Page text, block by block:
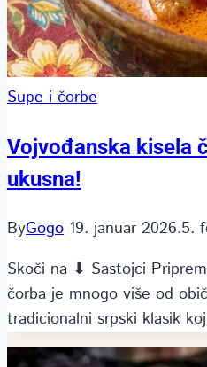
Supe i čorbe
Vojvođanska kisela
ukusna!
ByGogo 19. januar 2026.5.
Skoči na ⬇ Sastojci
čorba je mnogo više od
tradicionalni srpski klasik